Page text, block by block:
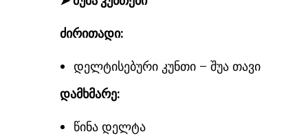
ძირითადი:
დელტისებური კუნთი – შუა თავი
დამხმარე:
წინა დელტა